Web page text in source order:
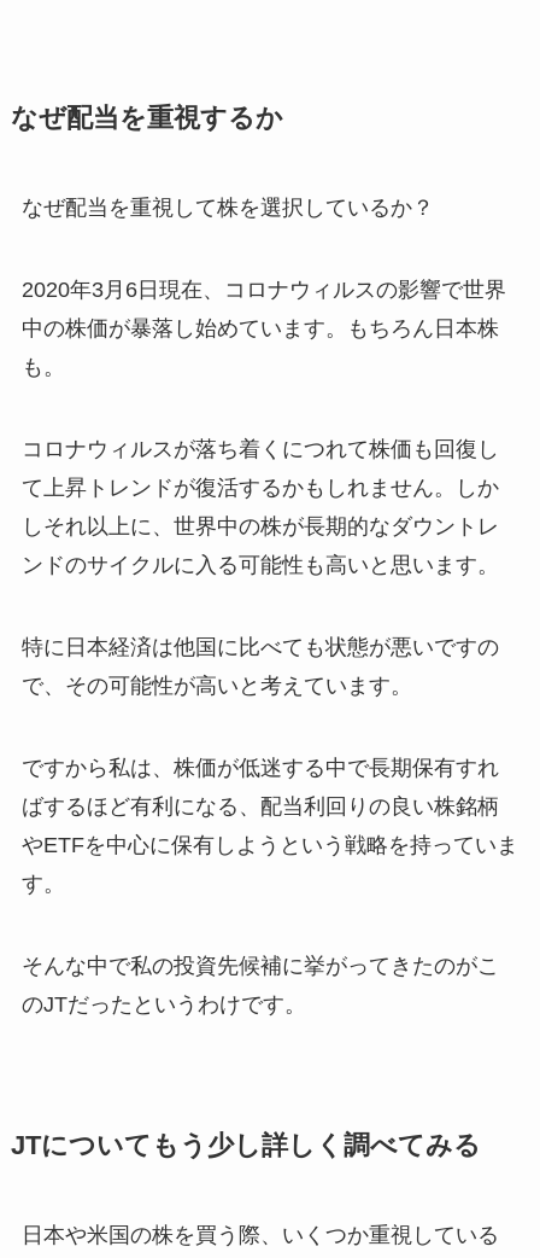
なぜ配当を重視するか
なぜ配当を重視して株を選択しているか？
2020年3月6日現在、コロナウィルスの影響で世界
中の株価が暴落し始めています。もちろん日本株
も。
コロナウィルスが落ち着くにつれて株価も回復し
て上昇トレンドが復活するかもしれません。しか
しそれ以上に、世界中の株が長期的なダウントレ
ンドのサイクルに入る可能性も高いと思います。
特に日本経済は他国に比べても状態が悪いですの
で、その可能性が高いと考えています。
ですから私は、株価が低迷する中で長期保有すれ
ばするほど有利になる、配当利回りの良い株銘柄
やETFを中心に保有しようという戦略を持っていま
す。
そんな中で私の投資先候補に挙がってきたのがこ
のJTだったというわけです。
JTについてもう少し詳しく調べてみる
日本や米国の株を買う際、いくつか重視している